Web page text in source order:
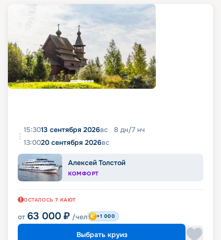
15:3013 сентября 2026вс 8 дн/7 нч
13:0020 сентября 2026вс
Алексей Толстой
КОМФОРТ
ОСТАЛОСЬ 7 КАЮТ
от 63 000 ₽ /чел +1 000
Выбрать круиз